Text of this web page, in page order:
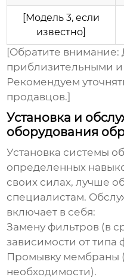
[Модель 3, если
известно]
[Обратите
приблизительными и
Рекомендуем
продавцов.]
Установка и
оборудования
Установка системы
определенных
своих силах, лучше
специалистам.
включает в себя:
Замену фильтров (в
зависимости от типа
Промывку мембраны
необходимости).